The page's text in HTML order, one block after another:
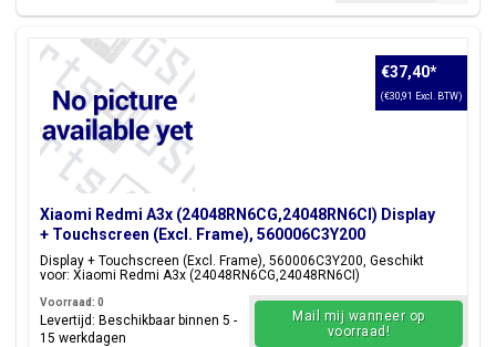
Xiaomi Redmi A3x (24048RN6CG,24048RN6CI) Display
+ Touchscreen (Excl. Frame), 560006C3Y200
Display + Touchscreen (Excl. Frame), 560006C3Y200, Geschikt
voor: Xiaomi Redmi A3x (24048RN6CG,24048RN6CI)
€37,40*
(€30,91 Excl. BTW)
Voorraad: 0
Levertijd: Beschikbaar binnen 5 -
15 werkdagen
Mail mij wanneer op
voorraad!